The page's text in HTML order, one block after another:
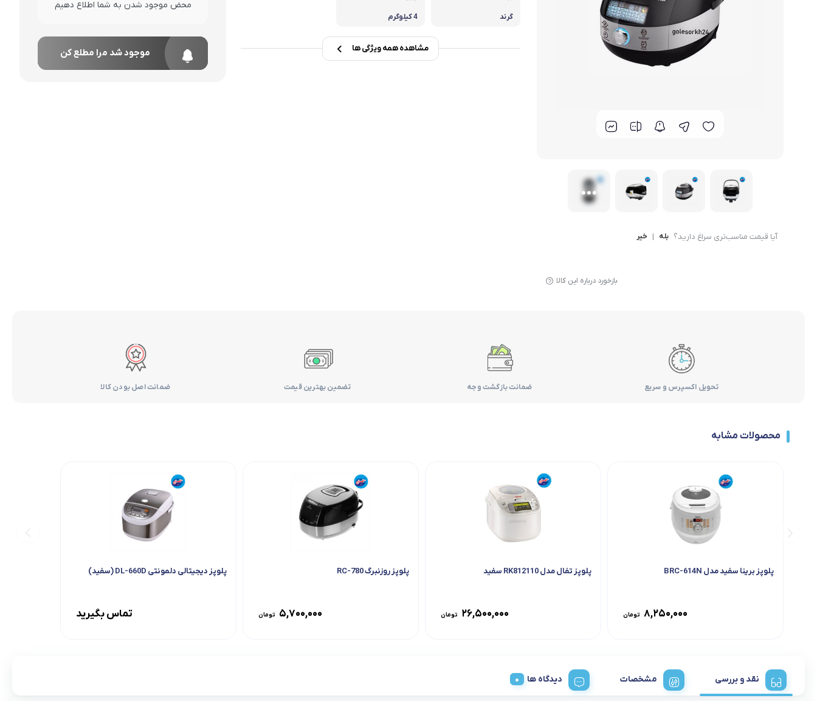
گوشتکوب برقی لوازم خانگی مکمل سبد آشپزخانه
ترازوی آشپزخانه و شخصی
سرویس غذا خوری
تابه وک
آیا قیمت مناسب‌تری سراغ دارید؟ بله | خیر
بازخورد درباره این کالا
گرند 4 کیلوگرم
مشاهده همه ویژگی ها
محض موجود شدن به شما اطلاع دهیم
موجود شد مرا مطلع کن
تحویل اکسپرس و سریع ضمانت بازگشت وجه تضمین بهترین قیمت ضمانت اصل بودن کالا
محصولات مشابه
پلوپز برینا سفید مدل BRC-614N
۸,۲۵۰,۰۰۰ تومان
پلوپز تفال مدل RK812110 سفید
۲۶,۵۰۰,۰۰۰ تومان
پلوپز روزنبرگ RC-780
۵,۷۰۰,۰۰۰ تومان
پلوپز دیجیتالی دلمونتی DL-660D (سفید)
تماس بگیرید
نقد و بررسی مشخصات دیدگاه ها